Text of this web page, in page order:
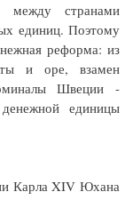
между странами
единиц. Поэтому
реформа: из
и оре, взамен
Швеции -
денежной единицы
Карла XIV Юхана